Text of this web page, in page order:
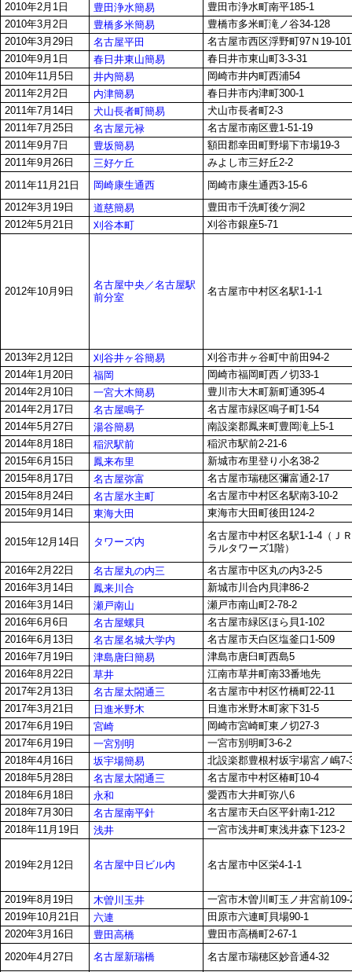
2010年2月1日
豊田浄水簡易
豊田市浄水町南平185-1
2010年3月2日
豊橋多米簡易
豊橋市多米町滝ノ谷34-128
2010年3月29日
名古屋平田
名古屋市西区浮野町97Ｎ19-101
2010年9月1日
春日井東山簡易
春日井市東山町3-3-31
2010年11月5日
井内簡易
岡崎市井内町西浦54
2011年2月2日
内津簡易
春日井市内津町300-1
2011年7月14日
犬山長者町簡易
犬山市長者町2-3
2011年7月25日
名古屋元禄
名古屋市南区豊1-51-19
2011年9月7日
豊坂簡易
額田郡幸田町野場下市場19-3
2011年9月26日
三好ケ丘
みよし市三好丘2-2
2011年11月21日
岡崎康生通西
岡崎市康生通西3-15-6
2012年3月19日
道慈簡易
豊田市千洗町後ケ洞2
2012年5月21日
刈谷本町 刈谷市銀座5-71
2012年10月9日
名古屋中央／名古屋駅
前分室
名古屋市中村区名駅1-1-1
2013年2月12日 刈谷井ヶ谷簡易
刈谷市井ヶ谷町中前田94-2
2014年1月20日
福岡
岡崎市福岡町西ノ切33-1
2014年2月10日
一宮大木簡易
豊川市大木町新町通395-4
2014年2月17日
名古屋鳴子
名古屋市緑区鳴子町1-54
2014年5月27日
湯谷簡易
南設楽郡鳳来町豊岡滝上5-1
2014年8月18日
稲沢駅前
稲沢市駅前2-21-6
2015年6月15日
鳳来布里
新城市布里登り小名38-2
2015年8月17日
名古屋弥富
名古屋市瑞穂区彌富通2-17
2015年8月24日
名古屋水主町
名古屋市中村区名駅南3-10-2
2015年9月14日
東海大田 東海市大田町後田124-2
2015年12月14日 タワーズ内
名古屋市中村区名駅1-1-4（Ｊ
ラルタワーズ1階）
2016年2月22日
名古屋丸の内三
名古屋市中区丸の内3-2-5
2016年3月14日
鳳来川合
新城市川合内貝津86-2
2016年3月14日
瀬戸南山
瀬戸市南山町2-78-2
2016年6月6日
名古屋螺貝
名古屋市緑区ほら貝1-102
2016年6月13日
名古屋名城大学内
名古屋市天白区塩釜口1-509
2016年7月19日
津島唐臼簡易
津島市唐臼町西島5
2016年8月22日
草井
江南市草井町南33番地先
2017年2月13日
名古屋太閤通三
名古屋市中村区竹橋町22-11
2017年3月21日
日進米野木
日進市米野木町家下31-5
2017年6月19日
宮崎
岡崎市宮崎町東ノ切27-3
2017年6月19日
一宮別明
一宮市別明町3-6-2
2018年4月16日
坂宇場簡易
北設楽郡豊根村坂宇場宮ノ嶋7-
2018年5月28日
名古屋太閤通三
名古屋市中村区椿町10-4
2018年6月18日
永和
愛西市大井町弥八6
2018年7月30日
名古屋南平針
名古屋市天白区平針南1-212
2018年11月19日
浅井 一宮市浅井町東浅井森下123-2
2019年2月12日 名古屋中日ビル内 名古屋市中区栄4-1-1
2019年8月19日 木曽川玉井
一宮市木曽川町玉ノ井宮前109-
2019年10月21日
六連
田原市六連町貝場90-1
2020年3月16日
豊田高橋
豊田市高橋町2-67-1
2020年4月27日
名古屋新瑞橋
名古屋市瑞穂区妙音通4-32